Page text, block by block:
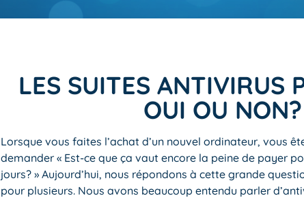
LES SUITES ANTIVIRUS
OUI OU NON?
Lorsque vous faites l’achat d’un nouvel ordinateur, vous
demander « Est-ce que ça vaut encore la peine de payer
jours? » Aujourd’hui, nous répondons à cette grande
pour plusieurs. Nous avons beaucoup entendu parler